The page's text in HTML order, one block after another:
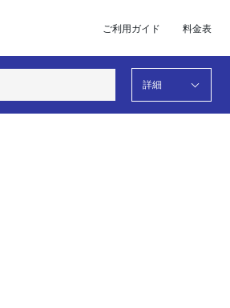
ご利用ガイド 料金表
詳細